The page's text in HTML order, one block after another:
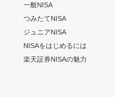
一般NISA
つみたてNISA
ジュニアNISA
NISAをはじめるには
楽天証券NISAの魅力